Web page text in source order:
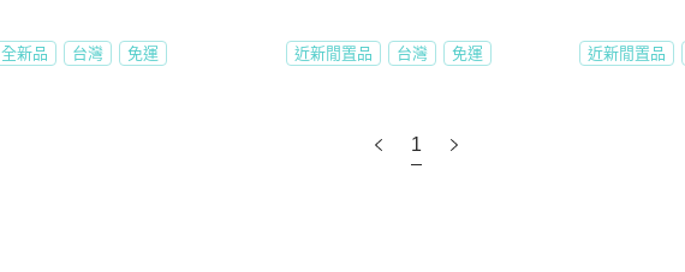
全新品 台灣 免運 近新閒置品 台灣 免運 近新閒置品
1